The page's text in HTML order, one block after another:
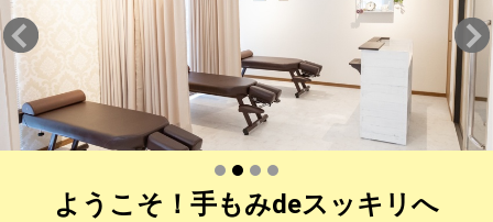
ようこそ！手もみdeスッキリへ